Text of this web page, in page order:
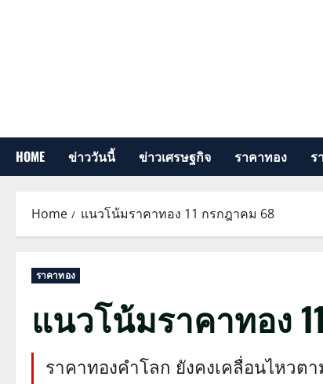
HOME ข่าววันนี้ ข่าวเศรษฐกิจ ราคาทอง ร
Home แนวโน้มราคาทอง 11 กรกฎาคม 68
ราคาทอง
แนวโน้มราคาทอง
ราคาทองคำโลก ยังคงเคลื่อนไหว